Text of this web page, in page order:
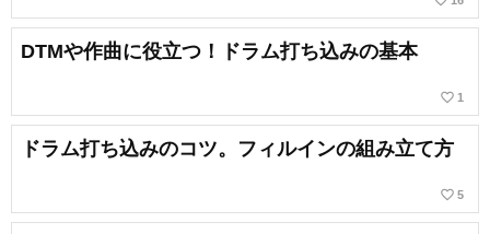
DTMや作曲に役立つ！ドラム打ち込みの基本
favorite_border 1
ドラム打ち込みのコツ。フィルインの組み立て方
favorite_border 5